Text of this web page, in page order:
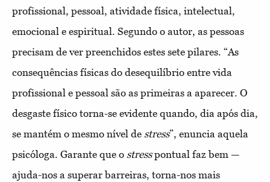
profissional, pessoal, atividade física, intelectual,
emocional e espiritual. Segundo o autor, as pessoas
precisam de ver preenchidos estes sete pilares. “As
consequências físicas do desequilíbrio entre vida
profissional e pessoal são as primeiras a aparecer. O
desgaste físico torna-se evidente quando, dia após dia,
se mantém o mesmo nível de stress”, enuncia aquela
psicóloga. Garante que o stresspontual faz bem —
ajuda-nos a superar barreiras, torna-nos mais